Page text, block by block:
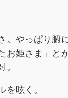
やっぱり腑
姫さま」と
呟く。